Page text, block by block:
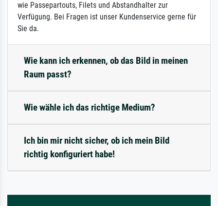
wie Passepartouts, Filets und Abstandhalter zur
Verfügung. Bei Fragen ist unser Kundenservice gerne für
Sie da.
Wie kann ich erkennen, ob das Bild in meinen
Raum passt?
Wie wähle ich das richtige Medium?
Ich bin mir nicht sicher, ob ich mein Bild
richtig konfiguriert habe!